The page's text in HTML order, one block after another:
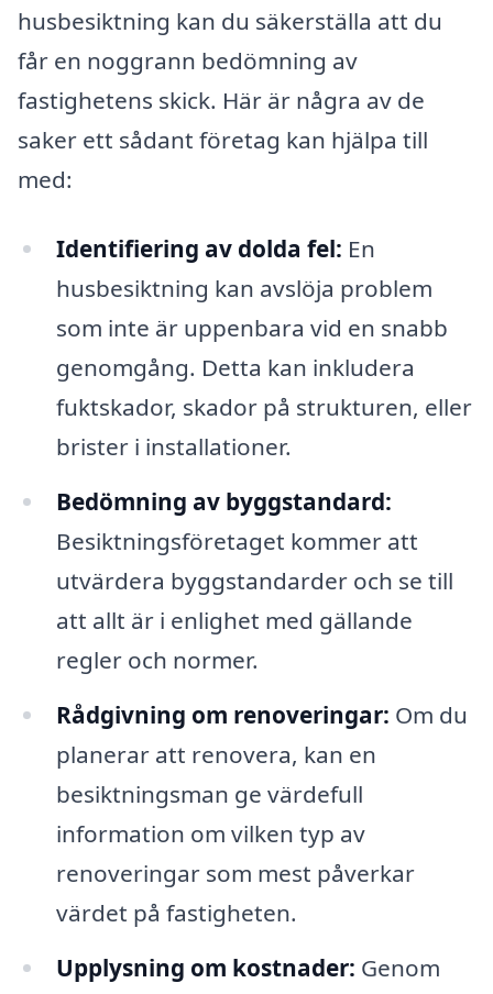
husbesiktning kan du säkerställa att du
får en noggrann bedömning av
fastighetens skick. Här är några av de
saker ett sådant företag kan hjälpa till
med:
Identifiering av dolda fel: En
husbesiktning kan avslöja problem
som inte är uppenbara vid en snabb
genomgång. Detta kan inkludera
fuktskador, skador på strukturen, eller
brister i installationer.
Bedömning av byggstandard:
Besiktningsföretaget kommer att
utvärdera byggstandarder och se till
att allt är i enlighet med gällande
regler och normer.
Rådgivning om renoveringar: Om du
planerar att renovera, kan en
besiktningsman ge värdefull
information om vilken typ av
renoveringar som mest påverkar
värdet på fastigheten.
Upplysning om kostnader: Genom